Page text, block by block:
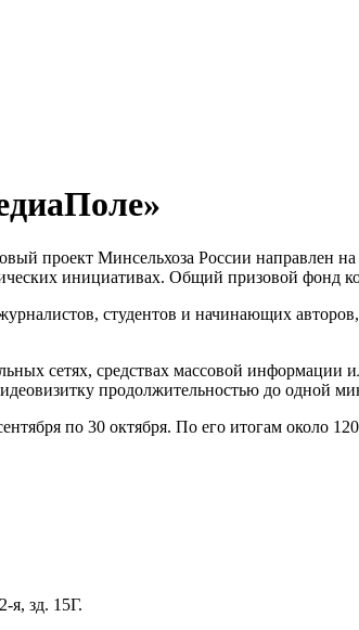
проект Минсельхоза России направлен на
инициативах. Общий призовой фонд
студентов и начинающих
сетях, средствах массовой информации
продолжительностью до одной
по 30 октября. По его итогам около
я, зд. 15Г.